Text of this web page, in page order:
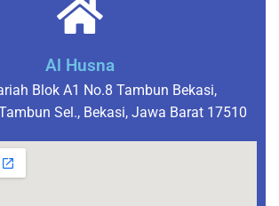
Al Husna
Blok A1 No.8 Tambun Bekasi,
Sel., Bekasi, Jawa Barat 17510